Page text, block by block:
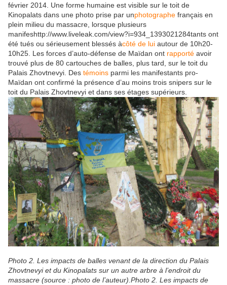
février 2014. Une forme humaine est visible sur le toit de
Kinopalats dans une photo prise par unphotographe français en
plein milieu du massacre, lorsque plusieurs
manifeshttp://www.liveleak.com/view?i=934_1393021284tants ont
été tués ou sérieusement blessés àcôté de lui autour de 10h20-
10h25. Les forces d’auto-défense de Maïdan ont rapporté avoir
trouvé plus de 80 cartouches de balles, plus tard, sur le toit du
Palais Zhovtnevyi. Des témoins parmi les manifestants pro-
Maïdan ont confirmé la présence d’au moins trois snipers sur le
toit du Palais Zhovtnevyi et dans ses étages supérieurs.
Photo 2. Les impacts de balles venant de la direction du Palais
Zhovtnevyi et du Kinopalats sur un autre arbre à l’endroit du
massacre (source : photo de l’auteur).Photo 2. Les impacts de